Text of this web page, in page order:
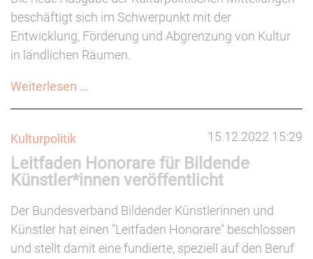
Kunst-
und
Kulturschaffende
(bis
beschäftigt sich im Schwerpunkt mit der
Entwicklung, Förderung und Abgrenzung von Kultur
in ländlichen Räumen.
Weiterlesen …
15.12.2022 15:29
Kulturpolitik
Leitfaden Honorare für Bildende
Künstler*innen veröffentlicht
Der Bundesverband Bildender Künstlerinnen und
Künstler hat einen "Leitfaden Honorare" beschlossen
und stellt damit eine fundierte, speziell auf den Beruf